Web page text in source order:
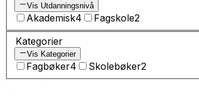
Vis Utdanningsnivå
Akademisk4 Fagskole2
Kategorier
Vis Kategorier
Fagbøker4 Skolebøker2